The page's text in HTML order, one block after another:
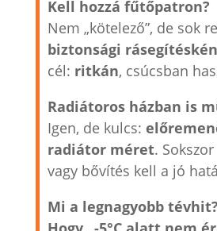
Kell hozzá fűtőpatron?
Nem „kötelező”, de sok
biztonsági
cél: ritkán, csúcsban
Radiátoros házban is
Igen, de kulcs:
radiátor méret.
vagy bővítés kell a jó
Mi a legnagyobb tévhit?